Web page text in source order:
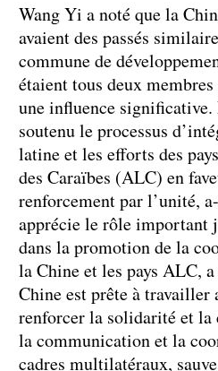
Wang Yi a noté que la
avaient des passés
commune de
étaient tous deux
une influence
soutenu le processus
latine et les efforts des
des Caraïbes (ALC) en
renforcement par l’unité,
apprécie le rôle important
dans la promotion de la
la Chine et les pays ALC,
Chine est prête à travailler
renforcer la solidarité et
la communication et la
cadres multilatéraux,